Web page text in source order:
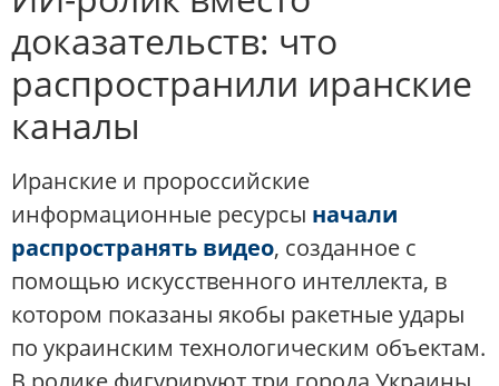
доказательств: что
распространили иранские
каналы
Иранские и пророссийские
информационные ресурсы начали
распространять видео, созданное с
помощью искусственного интеллекта, в
котором показаны якобы ракетные удары
по украинским технологическим объектам.